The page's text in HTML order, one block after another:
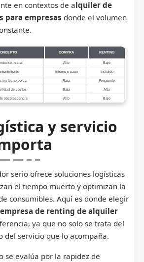
en contextos de alquiler de
para empresas donde el volumen
COMPRA RENTING
inicial Alto Bajo
Interno o pago Incluido
tecnológica Rara Frecuente
de costes Baja Alta
obsolescencia Alto Bajo
y servicio
serio ofrece soluciones logísticas
el tiempo muerto y optimizan la
consumibles. Aquí es donde elegir
empresa de renting de alquiler
ya que no solo se trata del
del servicio que lo acompaña.
se evalúa por la rapidez de